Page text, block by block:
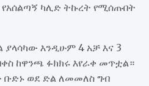
ካሊድ ትኩረት የሚሰጡበት
እንዲሁም 4 አቻ እና 3
ከዋንጫ ፉክክሩ እየራቀ መጥቷል።
ቡድኑ ወደ ድል ለመመለስ ግብ